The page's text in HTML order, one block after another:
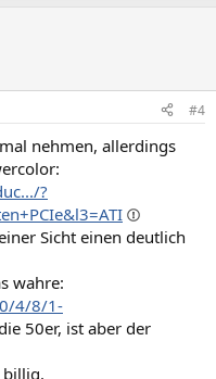
#4
nehmen, allerdings
?
Sicht einen deutlich
wahre:
4/8/1-
50er, ist aber der
billig.